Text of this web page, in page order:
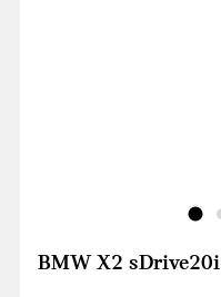
BMW X2 sDrive20i